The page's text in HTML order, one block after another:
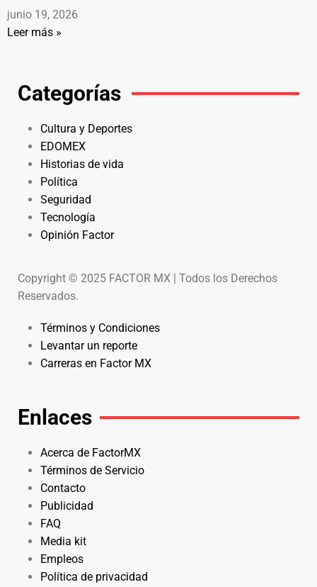
junio 19, 2026
Leer más »
Categorías
Cultura y Deportes
EDOMEX
Historias de vida
Política
Seguridad
Tecnología
Opinión Factor
Copyright © 2025 FACTOR MX | Todos los Derechos
Reservados.
Términos y Condiciones
Levantar un reporte
Carreras en Factor MX
Enlaces
Acerca de FactorMX
Términos de Servicio
Contacto
Publicidad
FAQ
Media kit
Empleos
Política de privacidad